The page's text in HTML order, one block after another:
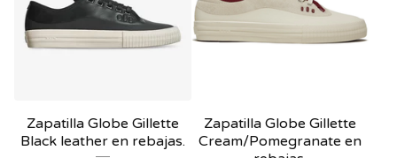
Zapatilla Globe Gillette
Black leather en rebajas.
Zapatilla Globe Gillette
Cream/Pomegranate en